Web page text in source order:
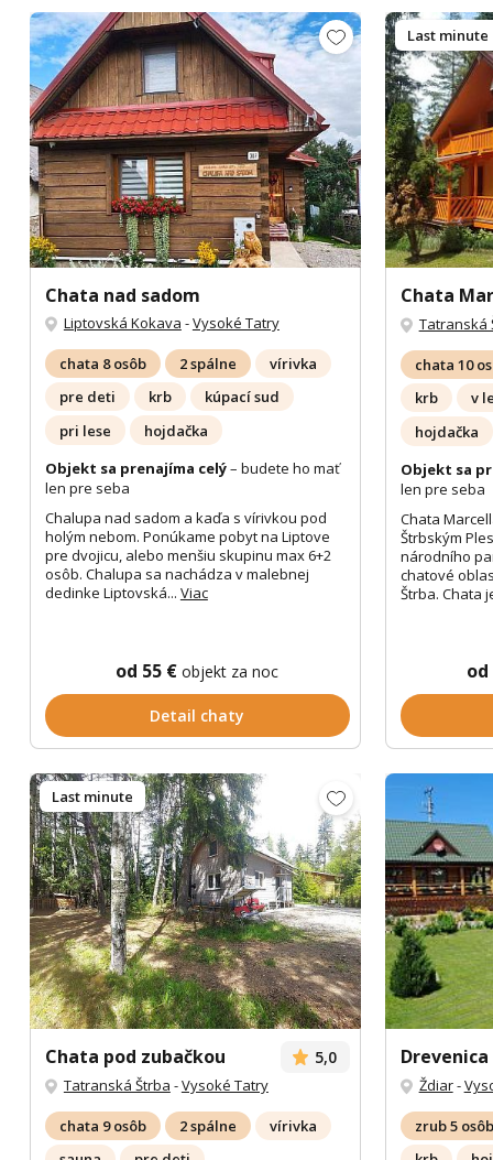
Chata nad sadom
Liptovská Kokava -Vysoké Tatry
chata 8 osôb 2 spálne
vírivka
pre deti
krb
kúpací sud
pri lese
hojdačka
Objekt sa prenajíma celý– budete ho mať
len pre seba
Chalupa nad sadom a kaďa s vírivkou pod
holým nebom. Ponúkame pobyt na Liptove
pre dvojicu, alebo menšiu skupinu max 6+2
osôb. Chalupa sa nachádza v malebnej
dedinke Liptovská... Viac
od 55 €objekt za noc
Detail chaty
Chata
Tatranská
chata 10
krb
v
hojdačka
Objekt sa
len pre seba
Chata
Štrbským
národního
chatové
Štrba. Chata
Last minute
Chata pod zubačkou 5,0
Tatranská Štrba -Vysoké Tatry
chata 9 osôb 2 spálne
vírivka
Last minute
Ždiar-
zrub 5 osôb